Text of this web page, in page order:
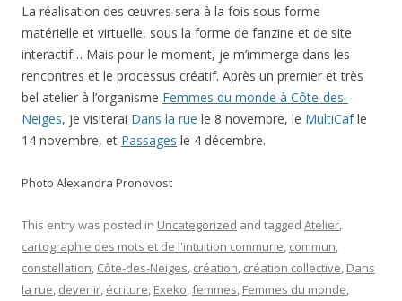
La réalisation des œuvres sera à la fois sous forme
matérielle et virtuelle, sous la forme de fanzine et de site
interactif… Mais pour le moment, je m’immerge dans les
rencontres et le processus créatif. Après un premier et très
bel atelier à l’organisme Femmes du monde à Côte-des-
Neiges, je visiterai Dans la rue le 8 novembre, le MultiCafle
14 novembre, et Passages le 4 décembre.
Photo Alexandra Pronovost
This entry was posted in Uncategorized and tagged Atelier,
cartographie des mots et de l'intuition commune, commun,
constellation, Côte-des-Neiges, création, création collective, Dans
la rue, devenir, écriture, Exeko,femmes, Femmes du monde,